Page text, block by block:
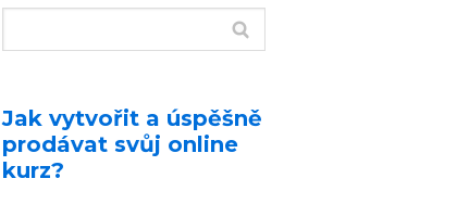
Jak vytvořit a úspěšně
prodávat svůj online
kurz?